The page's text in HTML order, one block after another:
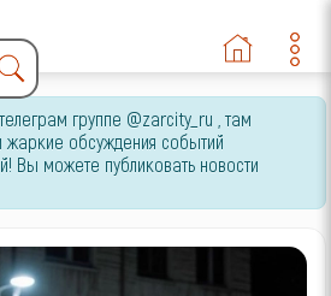
группе @zarcity_ru , там
жаркие обсуждения событий
Вы можете публиковать новости